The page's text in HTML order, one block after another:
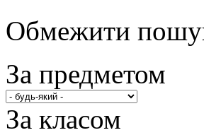
Обмежити
За предметом
За класом